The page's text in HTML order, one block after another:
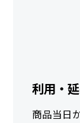
利用・
商品当日